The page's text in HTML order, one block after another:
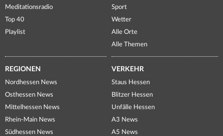
Meditationsradio
Top 40
Playlist
Sport
Wetter
Alle Orte
Alle Themen
REGIONEN
Nordhessen News
Osthessen News
Mittelhessen News
Rhein-Main News
Südhessen News
VERKEHR
Staus Hessen
Blitzer Hessen
Unfälle Hessen
A3 News
A5 News